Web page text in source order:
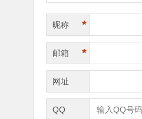
昵称 *
邮箱 *
网址
QQ